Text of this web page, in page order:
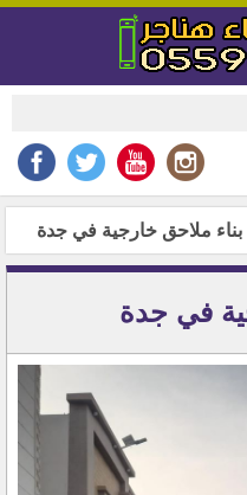
ملاحق خارجية في جدة
في جدة